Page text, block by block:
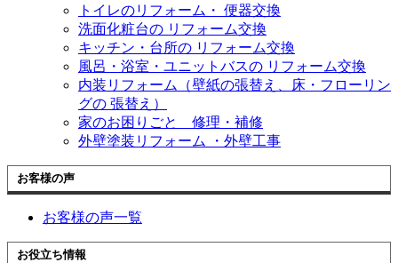
トイレのリフォーム・ 便器交換
洗面化粧台の リフォーム交換
キッチン・台所の リフォーム交換
風呂・浴室・ユニットバスの リフォーム交換
内装リフォーム（壁紙の張替え、床・フローリン
グの 張替え）
家のお困りごと 修理・補修
外壁塗装リフォーム ・外壁工事
お客様の声
お客様の声一覧
お役立ち情報